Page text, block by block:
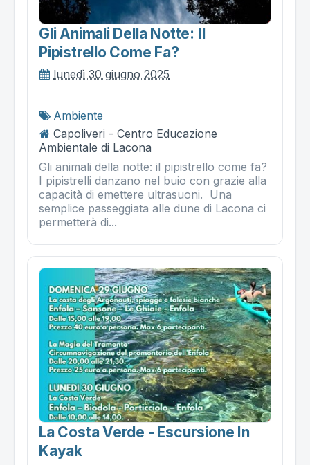
Gli Animali Della Notte: Il
Pipistrello Come Fa?
lunedì 30 giugno 2025
Ambiente
Capoliveri - Centro Educazione
Ambientale di Lacona
Gli animali della notte: il pipistrello come fa?
I pipistrelli danzano nel buio con grazie alla
capacità di emettere ultrasuoni. Una
semplice passeggiata alle dune di Lacona ci
permetterà di...
La Costa Verde - Escursione In
Kayak